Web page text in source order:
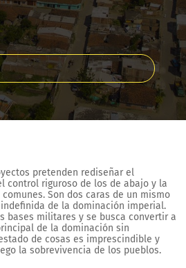
pretenden rediseñar el
control riguroso de los de abajo y la
Son dos caras de un mismo
de la dominación imperial.
bases militares y se busca convertir a
de la dominación sin
de cosas es imprescindible y
la sobrevivencia de los pueblos.